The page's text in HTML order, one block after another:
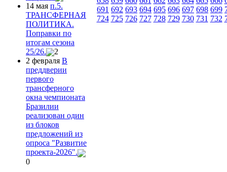
14 мая п.5.
ТРАНСФЕРНАЯ
ПОЛИТИКА.
Поправки по
итогам сезона
25/26.
2
2 февраля В
преддверии
первого
трансферного
окна чемпионата
Бразилии
реализован один
из блоков
предложений из
опроса "Развитие
проекта-2026".
0
691 692 693 694 695 696 697 698 699
724 725 726 727 728 729 730 731 732